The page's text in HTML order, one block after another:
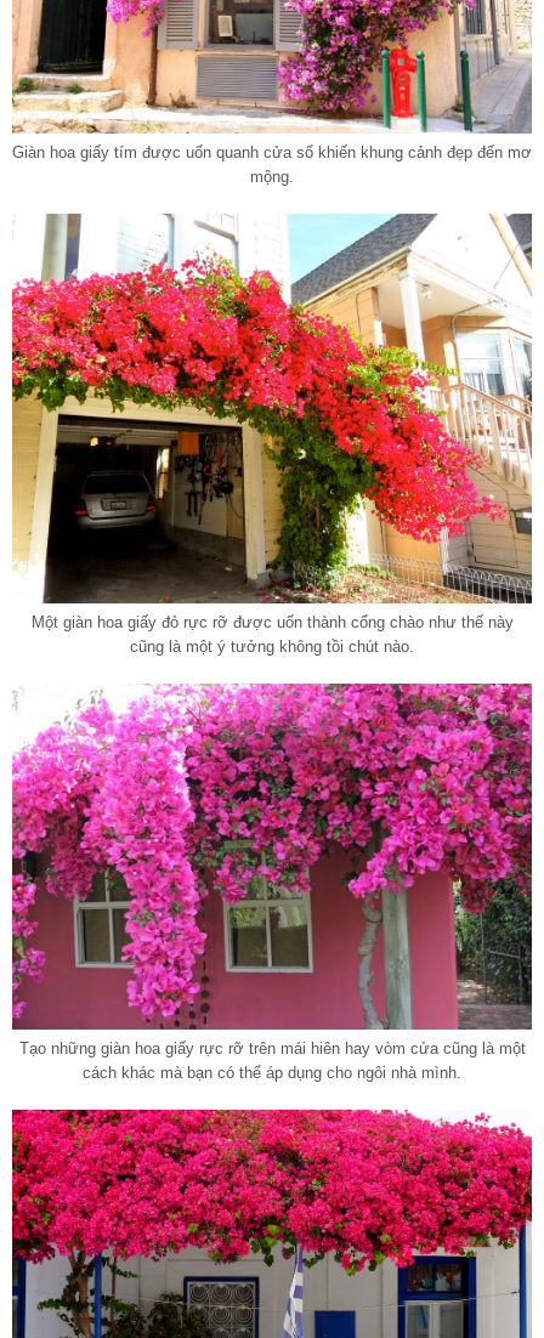
Giàn hoa giấy tím được uốn quanh cửa sổ khiến khung cảnh đẹp đến mơ
mộng.
Một giàn hoa giấy đỏ rực rỡ được uốn thành cổng chào như thế này
cũng là một ý tưởng không tồi chút nào.
Tạo những giàn hoa giấy rực rỡ trên mái hiên hay vòm cửa cũng là một
cách khác mà bạn có thể áp dụng cho ngôi nhà mình.